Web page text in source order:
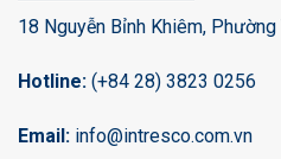
18 Nguyễn Bỉnh Khiêm, Phường
Hotline: (+84 28) 3823 0256
Email: info@intresco.com.vn